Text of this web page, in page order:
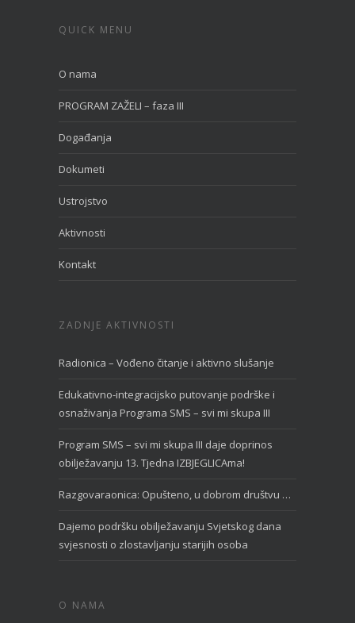
QUICK MENU
O nama
PROGRAM ZAŽELI – faza III
Događanja
Dokumeti
Ustrojstvo
Aktivnosti
Kontakt
ZADNJE AKTIVNOSTI
Radionica – Vođeno čitanje i aktivno slušanje
Edukativno-integracijsko putovanje podrške i
osnaživanja Programa SMS – svi mi skupa III
Program SMS – svi mi skupa III daje doprinos
obilježavanju 13. Tjedna IZBJEGLICAma!
Razgovaraonica: Opušteno, u dobrom društvu …
Dajemo podršku obilježavanju Svjetskog dana
svjesnosti o zlostavljanju starijih osoba
O NAMA